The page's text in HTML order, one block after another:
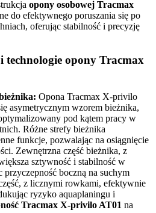
opony osobowej Tracmax
do efektywnego poruszania się po
oferując stabilność i precyzję
technologie opony Tracmax
Opona Tracmax X-privilo
asymetrycznym wzorem bieżnika,
pod kątem pracy w
Różne strefy bieżnika
funkcje, pozwalając na osiągnięcie
Zewnętrzna część bieżnika, z
sztywność i stabilność w
przyczepność boczną na suchym
z licznymi rowkami, efektywnie
ryzyko aquaplaningu i
Tracmax X-privilo AT01 na